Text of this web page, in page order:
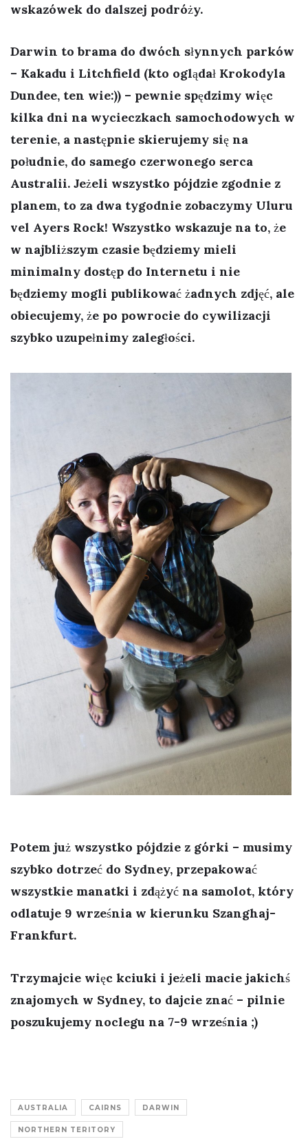
wskazówek do dalszej podróży.
Darwin to brama do dwóch słynnych parków
– Kakadu i Litchfield (kto oglądał Krokodyla
Dundee, ten wie:)) – pewnie spędzimy więc
kilka dni na wycieczkach samochodowych w
terenie, a następnie skierujemy się na
południe, do samego czerwonego serca
Australii. Jeżeli wszystko pójdzie zgodnie z
planem, to za dwa tygodnie zobaczymy Uluru
vel Ayers Rock! Wszystko wskazuje na to, że
w najbliższym czasie będziemy mieli
minimalny dostęp do Internetu i nie
będziemy mogli publikować żadnych zdjęć, ale
obiecujemy, że po powrocie do cywilizacji
szybko uzupełnimy zaległości.
Potem już wszystko pójdzie z górki – musimy
szybko dotrzeć do Sydney, przepakować
wszystkie manatki i zdążyć na samolot, który
odlatuje 9 września w kierunku Szanghaj-
Frankfurt.
Trzymajcie więc kciuki i jeżeli macie jakichś
znajomych w Sydney, to dajcie znać – pilnie
poszukujemy noclegu na 7-9 września ;)
AUSTRALIA CAIRNS DARWIN
NORTHERN TERITORY